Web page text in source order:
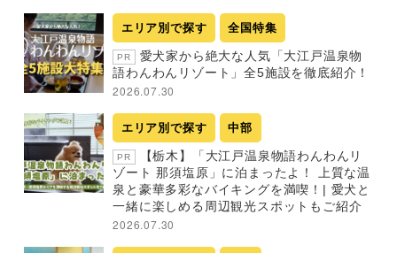
エリア別で探す 全国特集
PR
愛犬家から絶大な人気「大江戸温泉物
語わんわんリゾート」全5施設を徹底紹介！
2026.07.30
エリア別で探す 中部
PR
【栃木】「大江戸温泉物語わんわんリ
ゾート 那須塩原」に泊まったよ！ 上質な温
泉と豪華多彩なバイキングを満喫！| 愛犬と
一緒に楽しめる周辺観光スポットもご紹介
2026.07.30